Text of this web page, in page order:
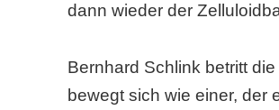
dann wieder der
Bernhard Schlink betritt
bewegt sich wie einer, der